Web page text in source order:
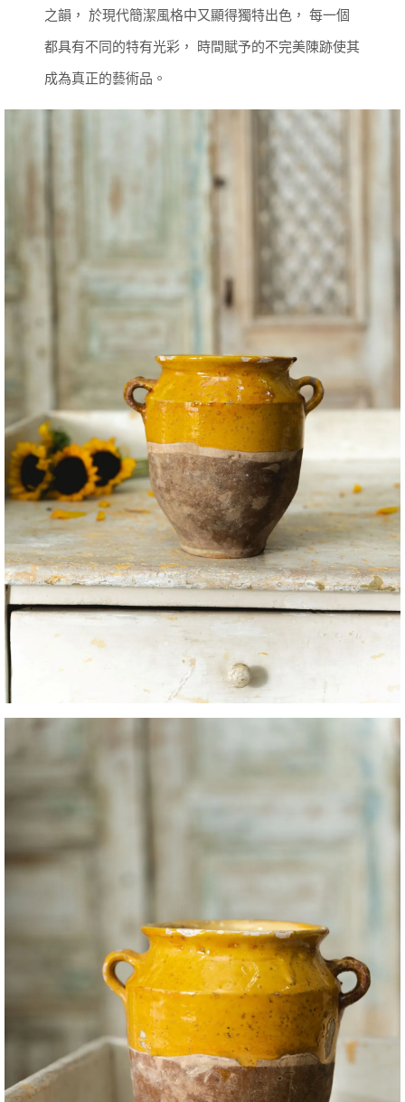
之韻， 於現代簡潔風格中又顯得獨特出色， 每一個
都具有不同的特有光彩， 時間賦予的不完美陳跡使其
成為真正的藝術品。